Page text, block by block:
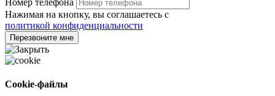
Нажимая на кнопку, вы соглашаетесь с
политикой конфиденциальности
Перезвоните мне
Cookie-файлы